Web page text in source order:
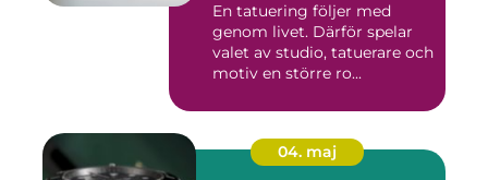
En tatuering följer med
genom livet. Därför spelar
valet av studio, tatuerare och
motiv en större ro...
04. maj